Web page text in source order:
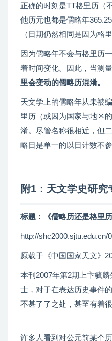
正确的时刻是TT格里历（
他历元也都是儒略年
（日期仍然相同是因为格
因为儒略年不会与格里历
着时间变化。因此，当测
里会变动的儒略历混淆。
天文学上的儒略年从未被
里历（或因为国家与地区
淆。尽管名称很相近，但
略日是单一的以日计数不
附1：天文学史研究
标题：《儒略历还是格里
http://shc2000.sjtu.edu.cn/
原载于《中国国家天文》
本刊2007年第2期上卞毓
士，对于在表达历史事件
不甚了了之处，甚至有着很
许多人看到对公元前某个